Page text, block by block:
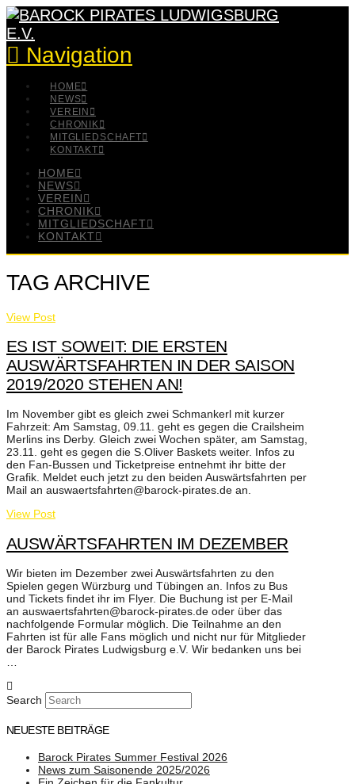
Navigation
HOME
NEWS
VEREIN
CHRONIK
MITGLIEDSCHAFT
KONTAKT
HOME
NEWS
VEREIN
CHRONIK
MITGLIEDSCHAFT
KONTAKT
TAG ARCHIVE
View Post
ES IST SOWEIT: DIE ERSTEN
AUSWÄRTSFAHRTEN IN DER SAISON
2019/2020 STEHEN AN!
Im November gibt es gleich zwei Schmankerl mit kurzer
Fahrzeit: Am Samstag, 09.11. geht es gegen die Crailsheim
Merlins ins Derby. Gleich zwei Wochen später, am Samstag,
23.11. geht es gegen die S.Oliver Baskets weiter. Infos zu
den Fan-Bussen und Ticketpreise entnehmt ihr bitte der
Grafik. Meldet euch jetzt zu den beiden Auswärtsfahrten per
Mail an auswaertsfahrten@barock-pirates.de an.
View Post
AUSWÄRTSFAHRTEN IM DEZEMBER
Wir bieten im Dezember zwei Auswärtsfahrten zu den
Spielen gegen Würzburg und Tübingen an. Infos zu Bus
und Tickets findet ihr im Flyer. Die Buchung ist per E-Mail
an auswaertsfahrten@barock-pirates.de oder über das
nachfolgende Formular möglich. Die Teilnahme an den
Fahrten ist für alle Fans möglich und nicht nur für Mitglieder
der Barock Pirates Ludwigsburg e.V. Wir bedanken uns bei
Search
NEUESTE BEITRÄGE
Barock Pirates Summer Festival 2026
News zum Saisonende 2025/2026